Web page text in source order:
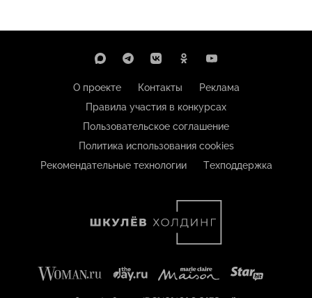
О проекте Контакты
Реклама
Правила участия в конкурсах
Пользовательское соглашение
Политика использования cookies
Рекомендательные технологии
Техподдержка